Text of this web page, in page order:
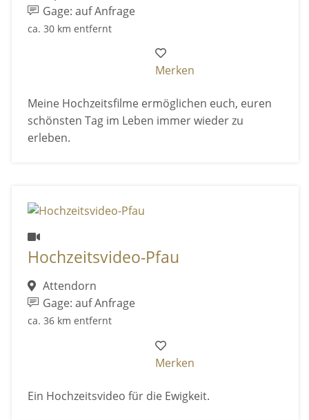
Gage: auf Anfrage
ca. 30 km entfernt
Merken
Meine Hochzeitsfilme ermöglichen euch, euren
schönsten Tag im Leben immer wieder zu
erleben.
Hochzeitsvideo-Pfau
Attendorn
Gage: auf Anfrage
ca. 36 km entfernt
Merken
Ein Hochzeitsvideo für die Ewigkeit.